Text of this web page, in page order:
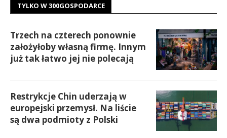
TYLKO W 300GOSPODARCE
Trzech na czterech ponownie
założyłoby własną firmę. Innym
już tak łatwo jej nie polecają
Restrykcje Chin uderzają w
europejski przemysł. Na liście
są dwa podmioty z Polski